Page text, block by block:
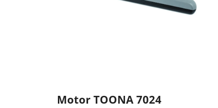
Motor TOONA 7024